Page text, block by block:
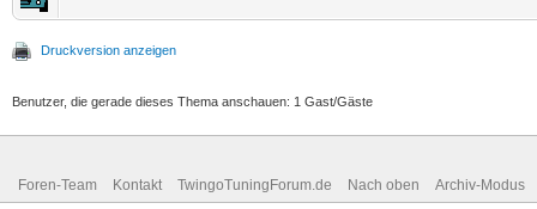
Druckversion anzeigen
Benutzer, die gerade dieses Thema anschauen: 1 Gast/Gäste
Foren-Team Kontakt TwingoTuningForum.de Nach oben Archiv-Modus